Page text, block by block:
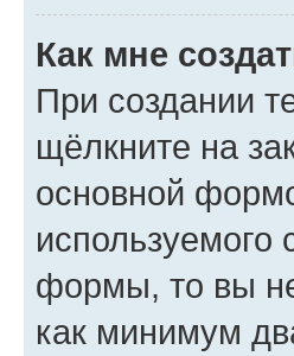
Как мне
При создании
щёлкните на
основной
используемого
формы, то вы
как минимум